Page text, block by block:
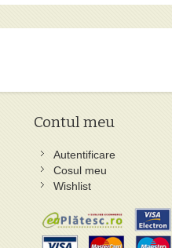
Contul meu
Autentificare
Cosul meu
Wishlist